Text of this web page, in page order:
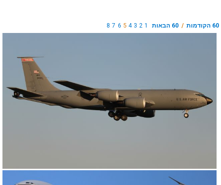
60 הקודמות /60 הבאות 1
2
3
4
6
7
8